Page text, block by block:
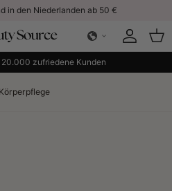
in den Niederlanden ab 50 €
Konto
zufriedene Kunden
Körperpflege